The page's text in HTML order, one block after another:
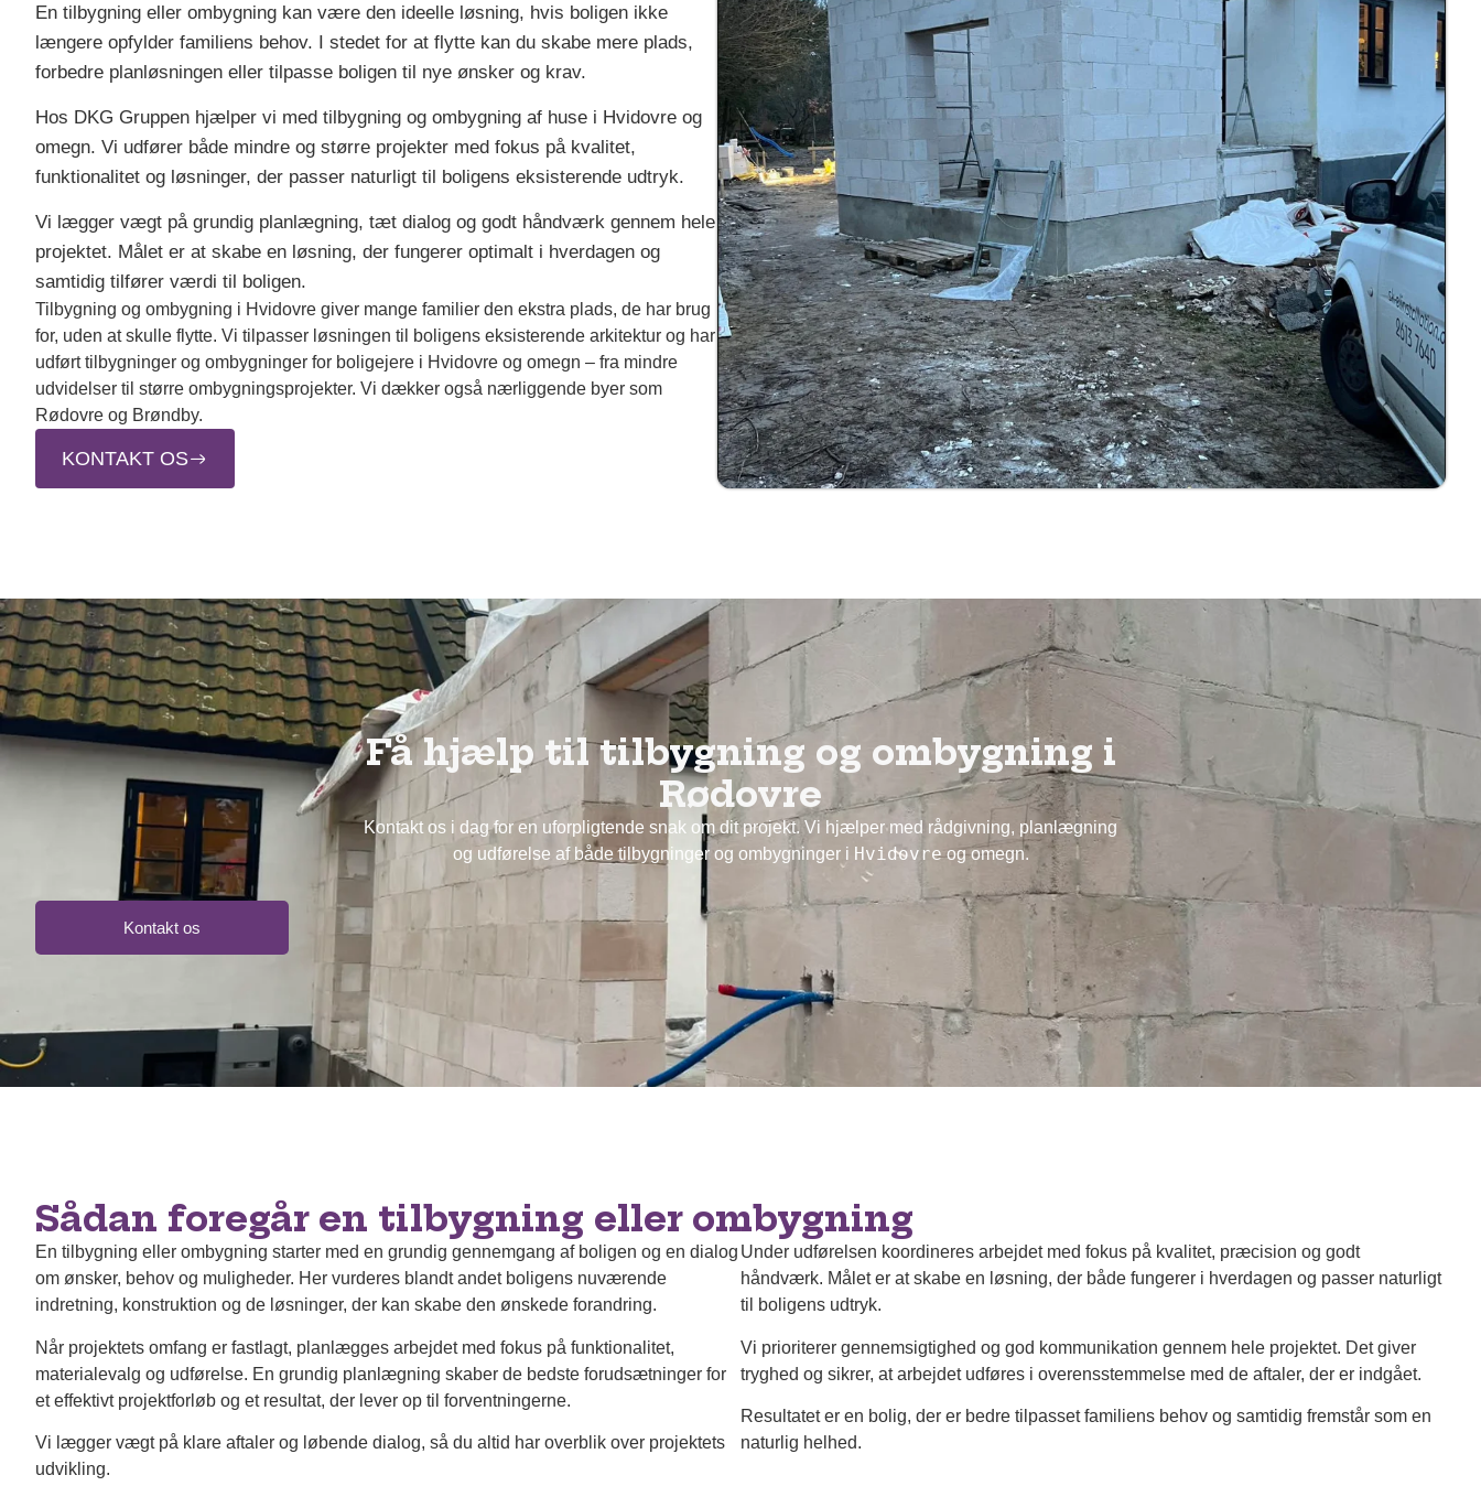
En tilbygning eller ombygning kan være den ideelle løsning, hvis boligen ikke
længere opfylder familiens behov. I stedet for at flytte kan du skabe mere plads,
forbedre planløsningen eller tilpasse boligen til nye ønsker og krav.
Hos DKG Gruppen hjælper vi med tilbygning og ombygning af huse i Hvidovre og
omegn. Vi udfører både mindre og større projekter med fokus på kvalitet,
funktionalitet og løsninger, der passer naturligt til boligens eksisterende udtryk.
Vi lægger vægt på grundig planlægning, tæt dialog og godt håndværk gennem hele
projektet. Målet er at skabe en løsning, der fungerer optimalt i hverdagen og
samtidig tilfører værdi til boligen.
Tilbygning og ombygning i Hvidovre giver mange familier den ekstra plads, de har brug
for, uden at skulle flytte. Vi tilpasser løsningen til boligens eksisterende arkitektur og har
udført tilbygninger og ombygninger for boligejere i Hvidovre og omegn – fra mindre
udvidelser til større ombygningsprojekter. Vi dækker også nærliggende byer som
Rødovre og Brøndby.
KONTAKT OS
Få hjælp til tilbygning og ombygning i
Rødovre
Kontakt os i dag for en uforpligtende snak om dit projekt. Vi hjælper med rådgivning, planlægning
og udførelse af både tilbygninger og ombygninger i Hvidovreog omegn.
Kontakt os
Sådan foregår en tilbygning eller ombygning
En tilbygning eller ombygning starter med en grundig gennemgang af boligen og en dialog
om ønsker, behov og muligheder. Her vurderes blandt andet boligens nuværende
indretning, konstruktion og de løsninger, der kan skabe den ønskede forandring.
Når projektets omfang er fastlagt, planlægges arbejdet med fokus på funktionalitet,
materialevalg og udførelse. En grundig planlægning skaber de bedste forudsætninger for
et effektivt projektforløb og et resultat, der lever op til forventningerne.
Vi lægger vægt på klare aftaler og løbende dialog, så du altid har overblik over projektets
udvikling.
Under udførelsen koordineres arbejdet med fokus på kvalitet, præcision og godt
håndværk. Målet er at skabe en løsning, der både fungerer i hverdagen og passer naturligt
til boligens udtryk.
Vi prioriterer gennemsigtighed og god kommunikation gennem hele projektet. Det giver
tryghed og sikrer, at arbejdet udføres i overensstemmelse med de aftaler, der er indgået.
Resultatet er en bolig, der er bedre tilpasset familiens behov og samtidig fremstår som en
naturlig helhed.